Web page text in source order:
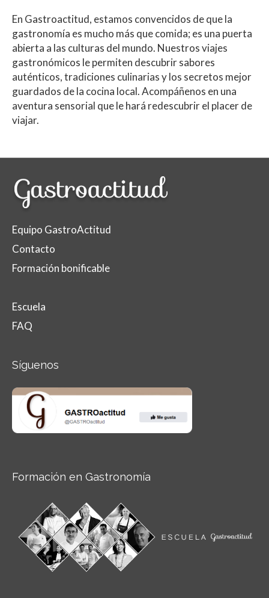
En Gastroactitud, estamos convencidos de que la
gastronomía es mucho más que comida; es una puerta
abierta a las culturas del mundo. Nuestros viajes
gastronómicos le permiten descubrir sabores
auténticos, tradiciones culinarias y los secretos mejor
guardados de la cocina local. Acompáñenos en una
aventura sensorial que le hará redescubrir el placer de
viajar.
Equipo GastroActitud
Contacto
Formación bonificable
Escuela
FAQ
Síguenos
Formación en Gastronomía